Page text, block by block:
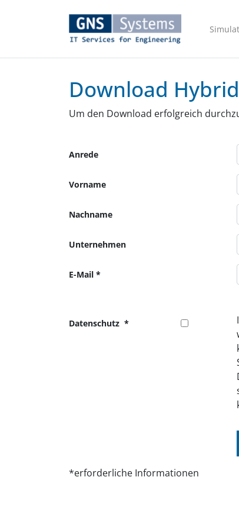
Download
Um den Download erfolgreich
Anrede
Vorname
Nachname
Unternehmen
E-Mail
Datenschutz
*erforderliche Informationen